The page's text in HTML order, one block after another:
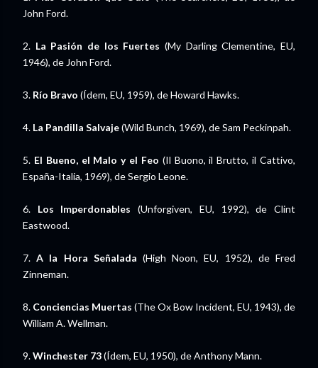
John Ford.
2. La Pasión de los Fuertes (My Darling Clementine, EU,
1946), de John Ford.
3. Río Bravo (Ídem, EU, 1959), de Howard Hawks.
4. La Pandilla Salvaje(Wild Bunch, 1969), de Sam Peckinpah.
5. El Bueno, el Malo y el Feo (Il Buono, il Brutto, il Cattivo,
España-Italia, 1969), de Sergio Leone.
6. Los Imperdonables (Unforgiven, EU, 1992), de Clint
Eastwood.
7.A la Hora Señalada (High Noon, EU, 1952), de Fred
Zinneman.
8. Conciencias Muertas (The Ox Bow Incident, EU, 1943), de
William A. Wellman.
9.Winchester 73(Ídem, EU, 1950), de Anthony Mann.